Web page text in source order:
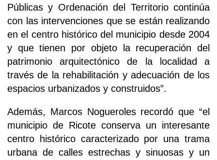
Públicas y Ordenación del Territorio continúa
con las intervenciones que se están realizando
en el centro histórico del municipio desde 2004
y que tienen por objeto la recuperación del
patrimonio arquitectónico de la localidad a
través de la rehabilitación y adecuación de los
espacios urbanizados y construidos”.
Además, Marcos Nogueroles recordó que “el
municipio de Ricote conserva un interesante
centro histórico caracterizado por una trama
urbana de calles estrechas y sinuosas y un